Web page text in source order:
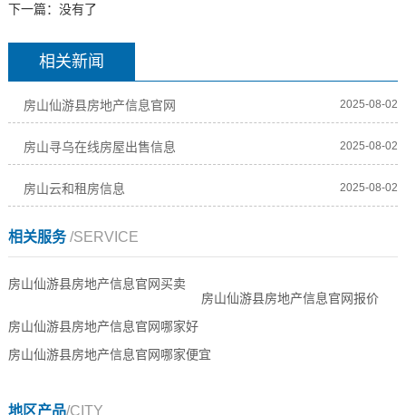
下一篇：没有了
相关新闻
房山仙游县房地产信息官网 2025-08-02
房山寻乌在线房屋出售信息 2025-08-02
房山云和租房信息 2025-08-02
相关服务/SERVICE
房山仙游县房地产信息官网买卖
房山仙游县房地产信息官网报价
房山仙游县房地产信息官网哪家好
房山仙游县房地产信息官网哪家便宜
地区产品/CITY